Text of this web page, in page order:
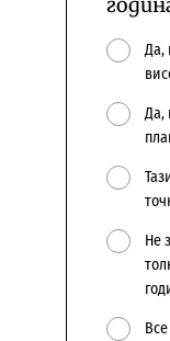
Да,
Да,
Не